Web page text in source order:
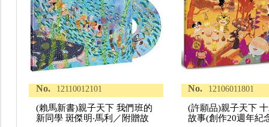
No. 12110012101
(賴馬新書)親子天下 我們班的
新同學 斑傑明‧馬利／附贈故
No. 12106011801
(許願品)親子天下
故事(創作20週年紀